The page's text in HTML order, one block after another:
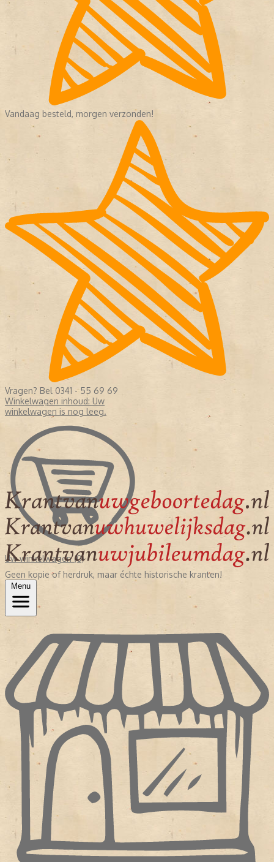
Vandaag besteld, morgen verzonden!
Vragen? Bel 0341 - 55 69 69
Winkelwagen inhoud: Uw
winkelwagen is nog leeg.
Uw winkelwagen (0)
Geen kopie of herdruk, maar échte historische kranten!
Menu